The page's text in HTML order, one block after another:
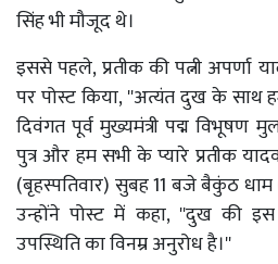
सिंह भी मौजूद थे।
इससे पहले, प्रतीक की पत्नी अपर्णा
पर पोस्ट किया, ''अत्यंत दुख के
दिवंगत पूर्व मुख्यमंत्री पद्म विभूषण
पुत्र और हम सभी के प्यारे प्रतीक
(बृहस्पतिवार) सुबह 11 बजे बैकुंठ
उन्होंने पोस्ट में कहा, ''दुख की
उपस्थिति का विनम्र अनुरोध है।''